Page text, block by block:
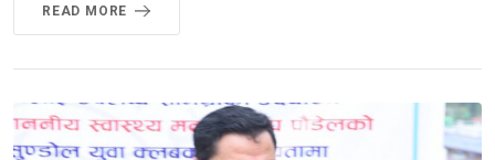
READ MORE